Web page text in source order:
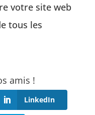
votre site web
tous les
LinkedIn